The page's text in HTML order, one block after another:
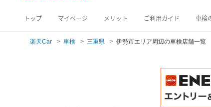
トップ マイページ メリット ご利用ガイド 車検
楽天Car 車検 三重県 伊勢市エリア周辺の車検店舗一覧